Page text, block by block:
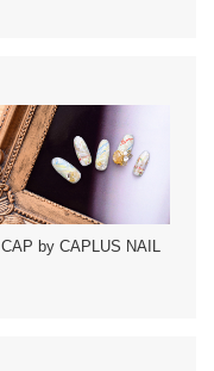
CAP by CAPLUS NAIL